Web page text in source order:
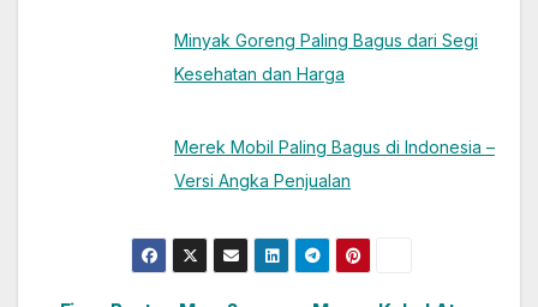
Minyak Goreng Paling Bagus dari Segi
Kesehatan dan Harga
Merek Mobil Paling Bagus di Indonesia –
Versi Angka Penjualan